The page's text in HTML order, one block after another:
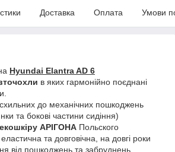
Доставка Оплата Умови
Hyundai Elantra AD 6
в яких гармонійно поєднані
до механічних пошкоджень
та бокові частини сидіння)
екошкіру АРІГОНА Польского
та довговічна, на довгі роки
від пошкоджень та забруднень.